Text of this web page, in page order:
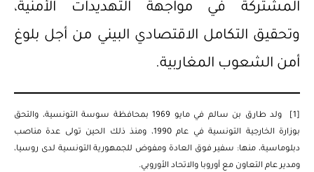
المشتركة في مواجهة التهديدات الأمنية،
وتحقيق التكامل الاقتصادي البيني من أجل بلوغ
أمن الشعوب المغاربية.
[1]
ولد طارق بن سالم في مايو 1969 بمحافظة سوسة التونسية، والتحق
بوزارة الخارجية التونسية في عام 1990، ومنذ ذلك الحين تولى عدة مناصب
دبلوماسية، منها: سفير فوق العادة ومفوض للجمهورية التونسية لدى روسيا،
ومدير عام التعاون مع أوروبا والاتحاد الأوروبي.